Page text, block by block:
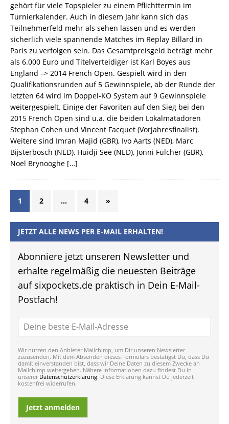
gehört für viele Topspieler zu einem Pflichttermin im
Turnierkalender. Auch in diesem Jahr kann sich das
Teilnehmerfeld mehr als sehen lassen und es werden
sicherlich viele spannende Matches im Replay Billard in
Paris zu verfolgen sein. Das Gesamtpreisgeld beträgt mehr
als 6.000 Euro und Titelverteidiger ist Karl Boyes aus
England –> 2014 French Open. Gespielt wird in den
Qualifikationsrunden auf 5 Gewinnspiele, ab der Runde der
letzten 64 wird im Doppel-KO System auf 9 Gewinnspiele
weitergespielt. Einige der Favoriten auf den Sieg bei den
2015 French Open sind u.a. die beiden Lokalmatadoren
Stephan Cohen und Vincent Facquet (Vorjahresfinalist).
Weitere sind Imran Majid (GBR), Ivo Aarts (NED), Marc
Bijsterbosch (NED), Huidji See (NED), Jonni Fulcher (GBR),
Noel Brynooghe […]
1 2 … 4 »
JETZT ALLE NEWS PER E-MAIL ERHALTEN!
Abonniere jetzt unseren Newsletter und
erhalte regelmäßig die neuesten Beiträge
auf sixpockets.de praktisch in Dein E-Mail-
Postfach!
Wir nutzen den Anbieter Mailchimp, um Dir unseren Newsletter
zuzusenden. Mit dem Absenden dieses Formulars bestätigst Du, dass Du
damit einverstanden bist, dass wir Deine Daten zu diesem Zwecke an
Mailchimp weitergeben. Nähere Informationen dazu findest Du in
unserer Datenschutzerklärung. Diese Erklärung kannst Du jederzeit
kostenfrei widerrufen.
Jetzt anmelden